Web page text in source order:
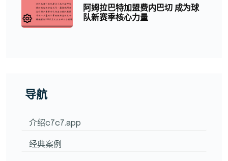
阿姆拉巴特加盟费内巴切 成为球
队新赛季核心力量
导航
介绍c7c7.app
经典案例